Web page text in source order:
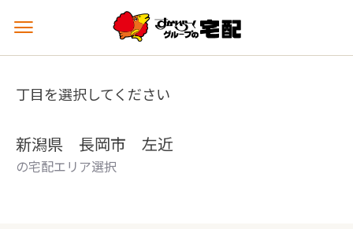
メ
ュ
を
丁目を選択してください
新潟県 長岡市 左近
の宅配エリア選択